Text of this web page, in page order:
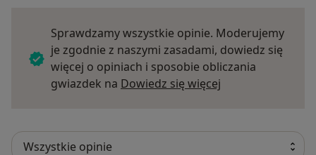
Sprawdzamy wszystkie opinie. Moderujemy
je zgodnie z naszymi zasadami, dowiedz się
więcej o opiniach i sposobie obliczania
gwiazdek na Dowiedz się więcej